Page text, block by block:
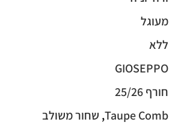
מעוגל
ללא
GIOSEPPO
חורף 25/26
Taupe Comb
, שחור משולב